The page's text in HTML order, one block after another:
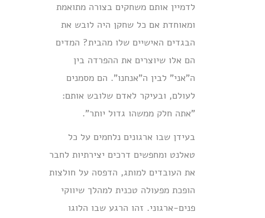
לדמיין אותם משחקים בצורה מתואמת
ומאוחדת אם כל שחקן היה לובש את
הבגדים האישיים שלו מהבית? המדים
הם אלו שיוצרים את ההפרדה בין
ה"אני" לבין ה"אנחנו". הם מסמנים
לעולם, ובעיקר לאדם שלובש אותם:
"אתה חלק ממשהו גדול יותר".
בעידן שבו ארגונים נלחמים על כל
טאלנט ומחפשים דרכים יצירתיות לחבר
את העובדים למותג, הדפסה על חולצות
הופכת מפעולה טכנית למהלך שיווקי
פנים-ארגוני. זהו הרגע שבו הלוגו